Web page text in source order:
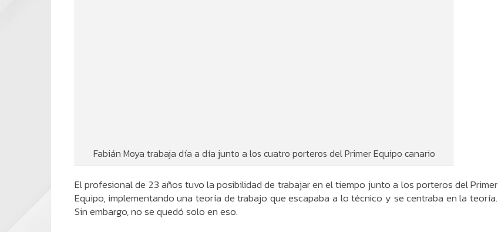
Fabián Moya trabaja día a día junto a los cuatro porteros del Primer Equipo canario
El profesional de 23 años tuvo la posibilidad de trabajar en el tiempo junto a los porteros del Primer
Equipo, implementando una teoría de trabajo que escapaba a lo técnico y se centraba en la teoría.
Sin embargo, no se quedó solo en eso.